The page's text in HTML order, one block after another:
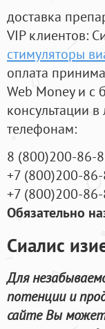
доставка
VIP клиентов:
стимуляторы
оплата
Web Money и с
консультации
телефонам:
8 (800)200-86-
+7 (800)200-
+7 (800)200-
Обязательно
Сиалис
Для
потенции и
сайте Вы